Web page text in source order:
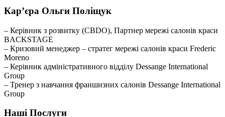
Кар’єра Ольги Поліщук
– Керівник з розвитку (CBDO), Партнер мережі салонів краси
BACKSTAGE
– Кризовий менеджер – стратег мережі салонів краси Frederic
Moreno
– Керівник адміністративного відділу Dessange International
Group
– Тренер з навчання франшизних салонів Dessange International
Group
Наші Послуги